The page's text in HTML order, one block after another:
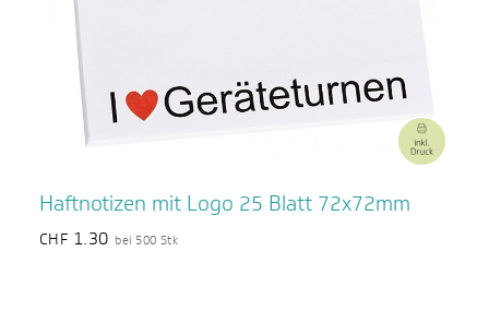
Haftnotizen mit Logo 25 Blatt 72x72mm
CHF 1.30 bei 500 Stk